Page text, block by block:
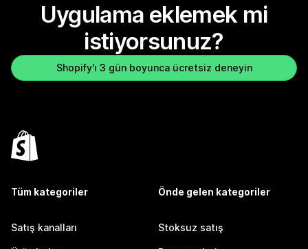
Uygulama eklemek mi
istiyorsunuz?
Shopify'ı 3 gün boyunca ücretsiz deneyin
Tüm kategoriler
Satış kanalları
Önde gelen kategoriler
Stoksuz satış